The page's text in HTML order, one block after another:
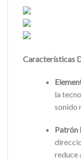
Características
la
sonido
Patrón
reduce